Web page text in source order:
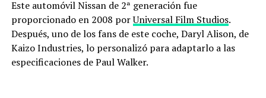
Este automóvil Nissan de 2ª generación fue
proporcionado en 2008 porUniversal Film Studios.
Después, uno de los fans de este coche, Daryl Alison, de
Kaizo Industries, lo personalizó para adaptarlo a las
especificaciones de Paul Walker.